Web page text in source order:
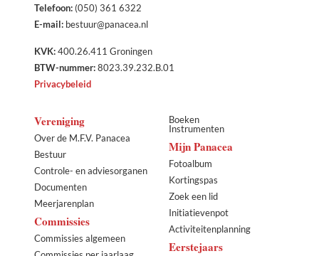
Telefoon:(050) 361 6322
E-mail:bestuur@panacea.nl
KVK:400.26.411 Groningen
BTW-nummer:8023.39.232.B.01
Privacybeleid
Vereniging
Over de M.F.V. Panacea
Bestuur
Controle- en adviesorganen
Documenten
Meerjarenplan
Commissies
Commissies algemeen
Boeken
Instrumenten
Mijn Panacea
Fotoalbum
Kortingspas
Zoek een lid
Initiatievenpot
Activiteitenplanning
Eerstejaars